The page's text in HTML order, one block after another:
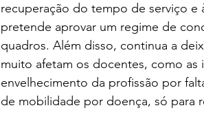
recuperação do tempo de serviço e
pretende aprovar um regime de
quadros. Além disso, continua a
muito afetam os docentes, como
envelhecimento da profissão por
de mobilidade por doença, só para